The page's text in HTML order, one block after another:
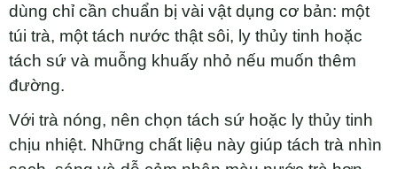
dùng chỉ cần chuẩn bị vài vật dụng cơ bản: một
túi trà, một tách nước thật sôi, ly thủy tinh hoặc
tách sứ và muỗng khuấy nhỏ nếu muốn thêm
đường.
Với trà nóng, nên chọn tách sứ hoặc ly thủy tinh
chịu nhiệt. Những chất liệu này giúp tách trà nhìn